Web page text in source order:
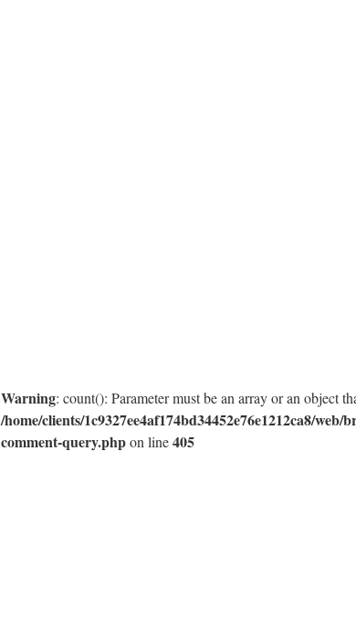
Warning: count(): Parameter must be an array or an object
/home/clients/1c9327ee4af174bd34452e76e1212ca8/web/
comment-query.phpon line405